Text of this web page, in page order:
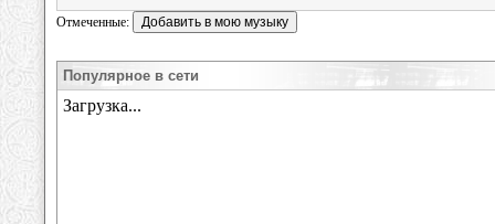
Отмеченные:
Популярное в сети